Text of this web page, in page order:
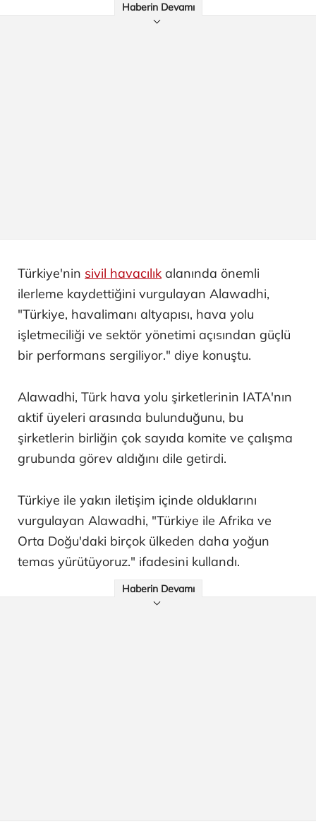
Haberin Devamı
Türkiye'nin sivil havacılık alanında önemli
ilerleme kaydettiğini vurgulayan Alawadhi,
"Türkiye, havalimanı altyapısı, hava yolu
işletmeciliği ve sektör yönetimi açısından güçlü
bir performans sergiliyor." diye konuştu.
Alawadhi, Türk hava yolu şirketlerinin IATA'nın
aktif üyeleri arasında bulunduğunu, bu
şirketlerin birliğin çok sayıda komite ve çalışma
grubunda görev aldığını dile getirdi.
Türkiye ile yakın iletişim içinde olduklarını
vurgulayan Alawadhi, "Türkiye ile Afrika ve
Orta Doğu'daki birçok ülkeden daha yoğun
temas yürütüyoruz." ifadesini kullandı.
Haberin Devamı